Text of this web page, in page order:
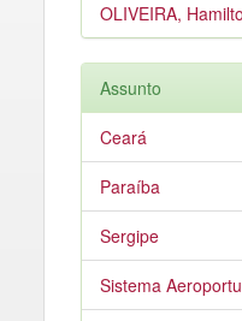
OLIVEIRA,
Assunto
Ceará
Paraíba
Sergipe
Sistema